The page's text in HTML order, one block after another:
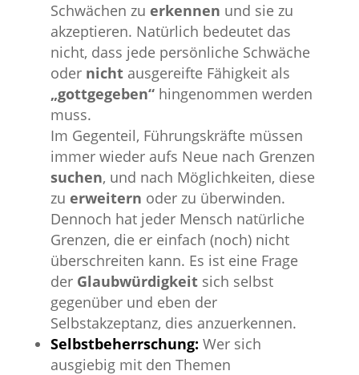
Schwächen zu erkennen und sie zu
akzeptieren. Natürlich bedeutet das
nicht, dass jede persönliche Schwäche
oder nichtausgereifte Fähigkeit als
„gottgegeben“hingenommen werden
muss.
Im Gegenteil, Führungskräfte müssen
immer wieder aufs Neue nach Grenzen
suchen, und nach Möglichkeiten, diese
zu erweitern oder zu überwinden.
Dennoch hat jeder Mensch natürliche
Grenzen, die er einfach (noch) nicht
überschreiten kann. Es ist eine Frage
der Glaubwürdigkeitsich selbst
gegenüber und eben der
Selbstakzeptanz, dies anzuerkennen.
Selbstbeherrschung: Wer sich
ausgiebig mit den Themen